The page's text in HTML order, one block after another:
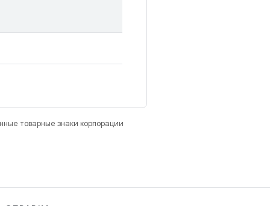
товарные знаки корпорации